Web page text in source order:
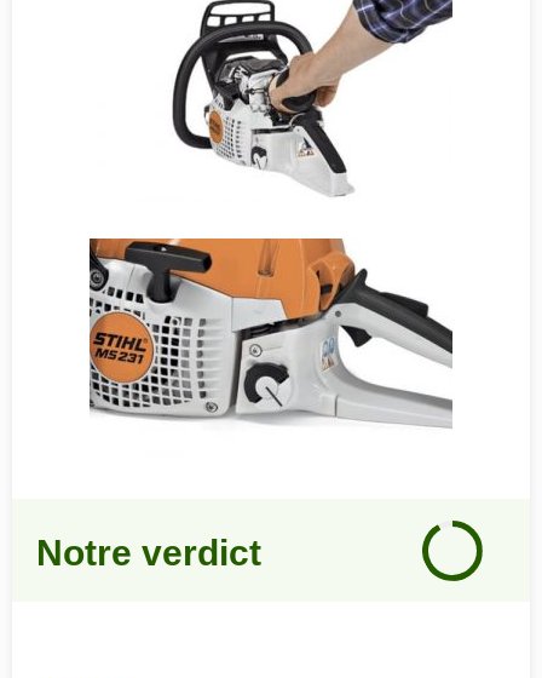
Notre verdict
avis
92%